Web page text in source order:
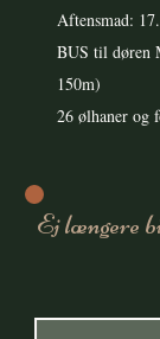
Aftensmad:
BUS til døren
150m)
26 ølhaner og
Ej længere